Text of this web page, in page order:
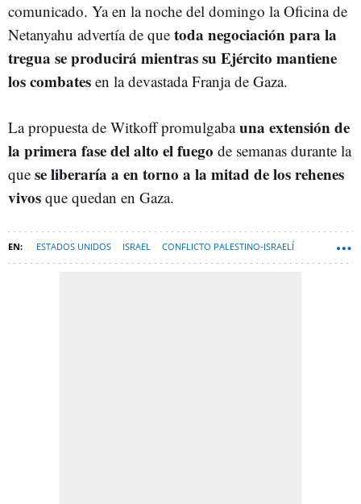
comunicado. Ya en la noche del domingo la Oficina de
Netanyahu advertía de que toda negociación para la
tregua se producirá mientras su Ejército mantiene
los combates en la devastada Franja de Gaza.
La propuesta de Witkoff promulgabauna extensión de
la primera fase del alto el fuego de semanas durante la
que se liberaría a en torno a la mitad de los rehenes
vivos que quedan en Gaza.
ESTADOS UNIDOS ISRAEL CONFLICTO PALESTINO-ISRAELÍ